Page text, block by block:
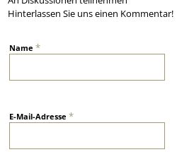
Hinterlassen Sie uns einen Kommentar!
Name*
E-Mail-Adresse*